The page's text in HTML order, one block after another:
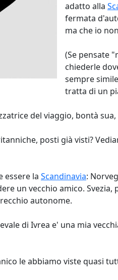
adatto alla
fermata
ma che io
(Se pensate
chiederle
sempre
tratta di un
del viaggio, bontà
posti già visti?
essere la Scandinavia:
un vecchio amico.
autonome.
di Ivrea e' una mia
le abbiamo viste quasi